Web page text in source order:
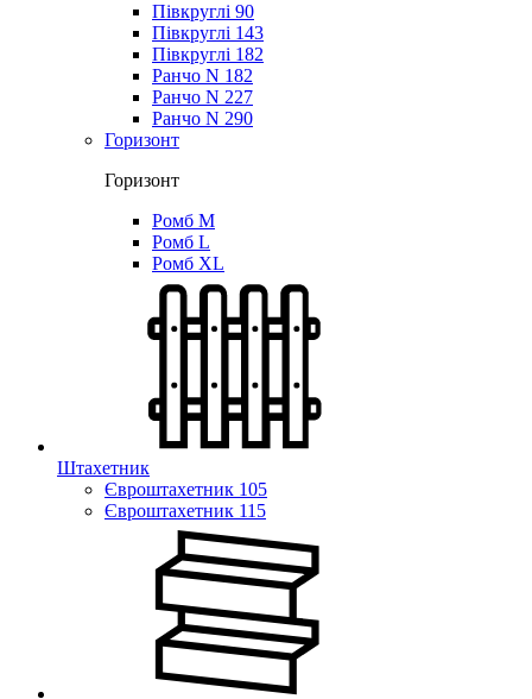
Півкруглі 90
Півкруглі 143
Півкруглі 182
Ранчо N 182
Ранчо N 227
Ранчо N 290
Горизонт
Горизонт
Ромб M
Ромб L
Ромб XL
Штахетник
Євроштахетник 105
Євроштахетник 115